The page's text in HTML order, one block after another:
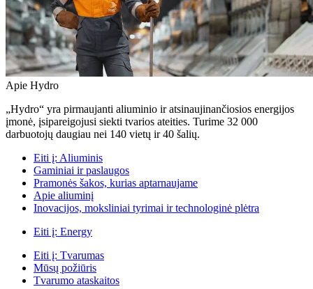
Apie Hydro
„Hydro“ yra pirmaujanti aliuminio ir atsinaujinančiosios energijos
įmonė, įsipareigojusi siekti tvarios ateities. Turime 32 000
darbuotojų daugiau nei 140 vietų ir 40 šalių.
Eiti į: Aliuminis
Gaminiai ir paslaugos
Pramonės šakos, kurias aptarnaujame
Apie aliuminį
Inovacijos, moksliniai tyrimai ir technologinė plėtra
Eiti į: Energy
Eiti į: Tvarumas
Mūsų požiūris
Tvarumo ataskaitos